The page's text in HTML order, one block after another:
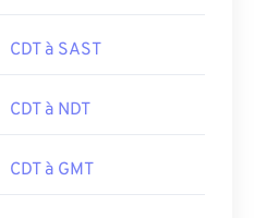
CDT à SAST
CDT à NDT
CDT à GMT